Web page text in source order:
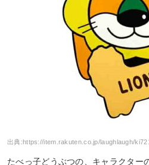
出典: https://item.rakuten.co.jp/laughlaugh/
たべっ子どうぶつの、キャラクター